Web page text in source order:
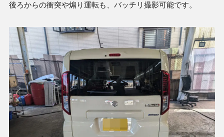
後ろからの衝突や煽り運転も、バッチリ撮影可能です。